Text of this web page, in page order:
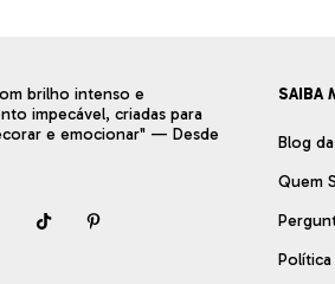
brilho intenso e
impecável, criadas para
e emocionar" — Desde
SAIBA
Blog da
Quem
Política